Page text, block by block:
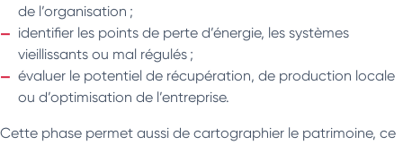
de l’organisation ;
identifier les points de perte d’énergie, les systèmes
vieillissants ou mal régulés ;
évaluer le potentiel de récupération, de production locale
ou d’optimisation de l’entreprise.
Cette phase permet aussi de cartographier le patrimoine, ce